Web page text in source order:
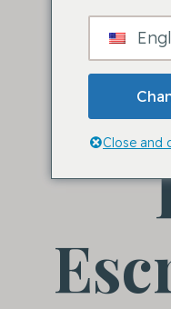
Close and